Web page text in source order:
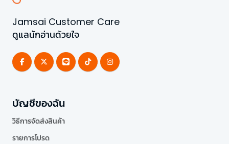
Jamsai Customer Care
ดูแลนักอ่านด้วยใจ
บัญชีของฉัน
วิธีการจัดส่งสินค้า
รายการโปรด